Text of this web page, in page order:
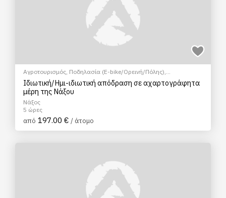
Αγροτουρισμός, Ποδηλασία (E-bike/Ορεινή/Πόλης),
Αρχαιολογικοί χώροι
Γαστρονομικός τουρισμός
Μάθημα
Μαγειρικής ,Μουσεία ,Πολιτιστικά - Πολιτισμικά,Σεμινάρια &
Μαθήματα
Ιδιωτική/Ημι-ιδιωτική απόδραση σε αχαρτογράφητα
μέρη της Νάξου
Νάξος
5 ώρες
από 197.00 € / άτομο